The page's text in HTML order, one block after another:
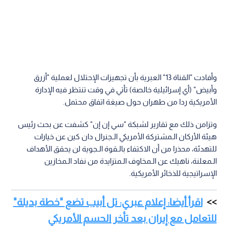
وأفادت "القناة 13" العبرية بأن تجهيزات الإحتلال لعملية "أزرق
وأبيض" (أي إسرائيلية خالصة) تأتي في وقت تنتظر فيه الإدارة
الأمريكية ردا من طهران حول صيغة اتفاق محتمل.
وتزامن ذلك مع تقارير لشبكة "سي إن إن" كشفت عن بحث رئيس
هيئة الأركان الـمشتركة الأمريكي الـجنرال دان كين عن خيارات
للتهدئة، محذرا من أن الاكتفاء بالـقوة الـجوية لن يحقق الأهداف
الـمعلنة، ناهيك عن الـمخاوف الـمتزايدة من نفاد الـمخازين
الإسراتيجية للذخائر الأمريكية.
اقرأ أيضا: إعلام عبري: تل أبيب تضع "خطة بديلة"
للتعامل مع إيران بعد تأخر الحسم الأمريكي